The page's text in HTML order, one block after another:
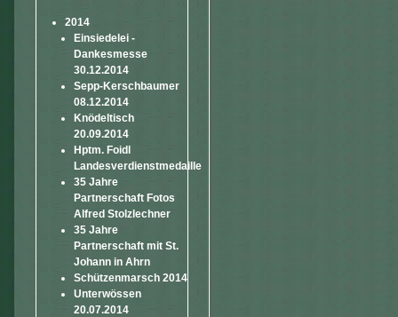
2014
Einsiedelei -
Dankesmesse
30.12.2014
Sepp-Kerschbaumer
08.12.2014
Knödeltisch
20.09.2014
Hptm. Foidl
Landesverdienstmedaille
35 Jahre
Partnerschaft Fotos
Alfred Stolzlechner
35 Jahre
Partnerschaft mit St.
Johann in Ahrn
Schützenmarsch 2014
Unterwössen
20.07.2014